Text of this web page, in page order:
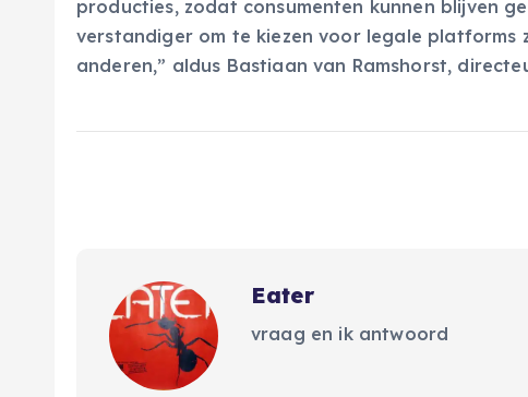
producties, zodat consumenten kunnen blijven
verstandiger om te kiezen voor legale platforms
anderen,” aldus Bastiaan van Ramshorst,
Eater
vraag en ik antwoord